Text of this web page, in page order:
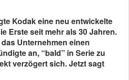
Kodak eine neu entwickelte
Erste seit mehr als 30 Jahren.
Unternehmen einen
an, “bald” in Serie zu
verzögert sich. Jetzt sagt